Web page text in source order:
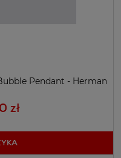
Pendant - Herman
zł